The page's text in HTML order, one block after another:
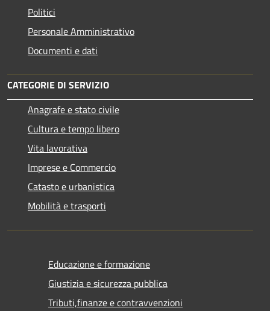
Politici
Personale Amministrativo
Documenti e dati
CATEGORIE DI SERVIZIO
Anagrafe e stato civile
Cultura e tempo libero
Vita lavorativa
Imprese e Commercio
Catasto e urbanistica
Mobilità e trasporti
Educazione e formazione
Giustizia e sicurezza pubblica
Tributi,finanze e contravvenzioni